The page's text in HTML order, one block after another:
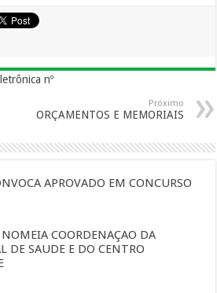
nº
Próximo
ORÇAMENTOS E MEMORIAIS
APROVADO EM CONCURSO
COORDENAÇAO DA
DE SAUDE E DO CENTRO